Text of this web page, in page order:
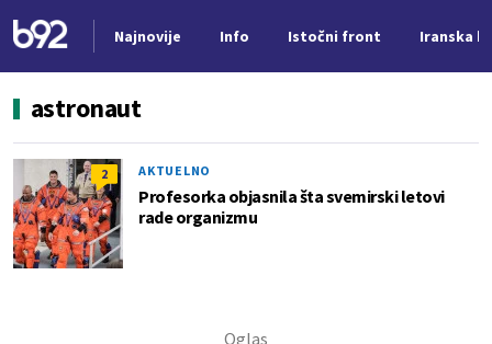
Najnovije Info Istočni front Iranska
astronaut
2 AKTUELNO
Profesorka objasnila šta svemirski letovi
rade organizmu